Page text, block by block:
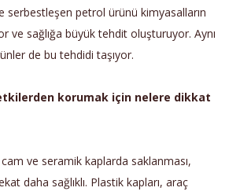
serbestleşen petrol ürünü kimyasalların
ve sağlığa büyük tehdit oluşturuyor. Aynı
de bu tehdidi taşıyor.
etkilerden korumak için nelere dikkat
ve seramik kaplarda saklanması,
daha sağlıklı. Plastik kapları, araç